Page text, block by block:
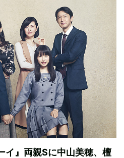
イ』両親Sに中山美穂、檀